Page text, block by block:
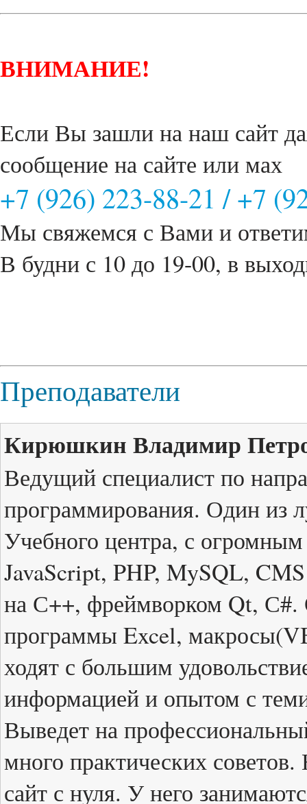
ВНИМАНИЕ!
Если Вы зашли на наш сайт
сообщение на сайте или мах
+7 (926) 223-88-21 /+7
Мы свяжемся с Вами и
В будни с 10 до 19-00, в
Преподаватели
Кирюшкин Владимир
Ведущий специалист по
программирования. Один из
Учебного центра, с
JavaScript, PHP, MySQL,
на С++, фреймворком Qt, С#.
программы Excel,
ходят с большим
информацией и опытом с
Выведет на
много практических
сайт с нуля. У него